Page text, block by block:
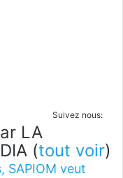
Suivez nous:
LA
(tout voir)
SAPIOM veut